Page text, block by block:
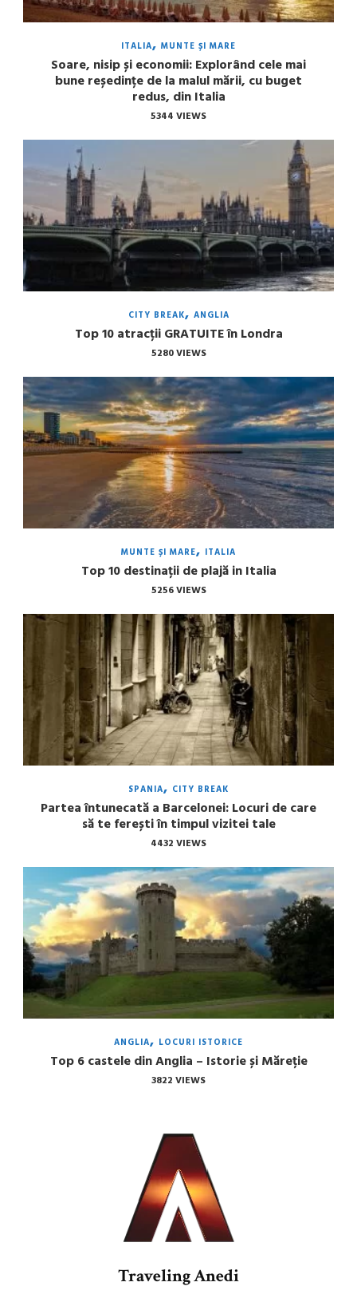
ITALIA MUNTE ȘI MARE
Soare, nisip și economii: Explorând cele mai
bune reședințe de la malul mării, cu buget
redus, din Italia
5344 VIEWS
CITY BREAK ANGLIA
Top 10 atracții GRATUITE în Londra
5280 VIEWS
MUNTE ȘI MARE ITALIA
Top 10 destinații de plajă in Italia
5256 VIEWS
SPANIA CITY BREAK
Partea întunecată a Barcelonei: Locuri de care
să te ferești în timpul vizitei tale
4432 VIEWS
ANGLIA LOCURI ISTORICE
Top 6 castele din Anglia – Istorie și Măreție
3822 VIEWS
Traveling Anedi